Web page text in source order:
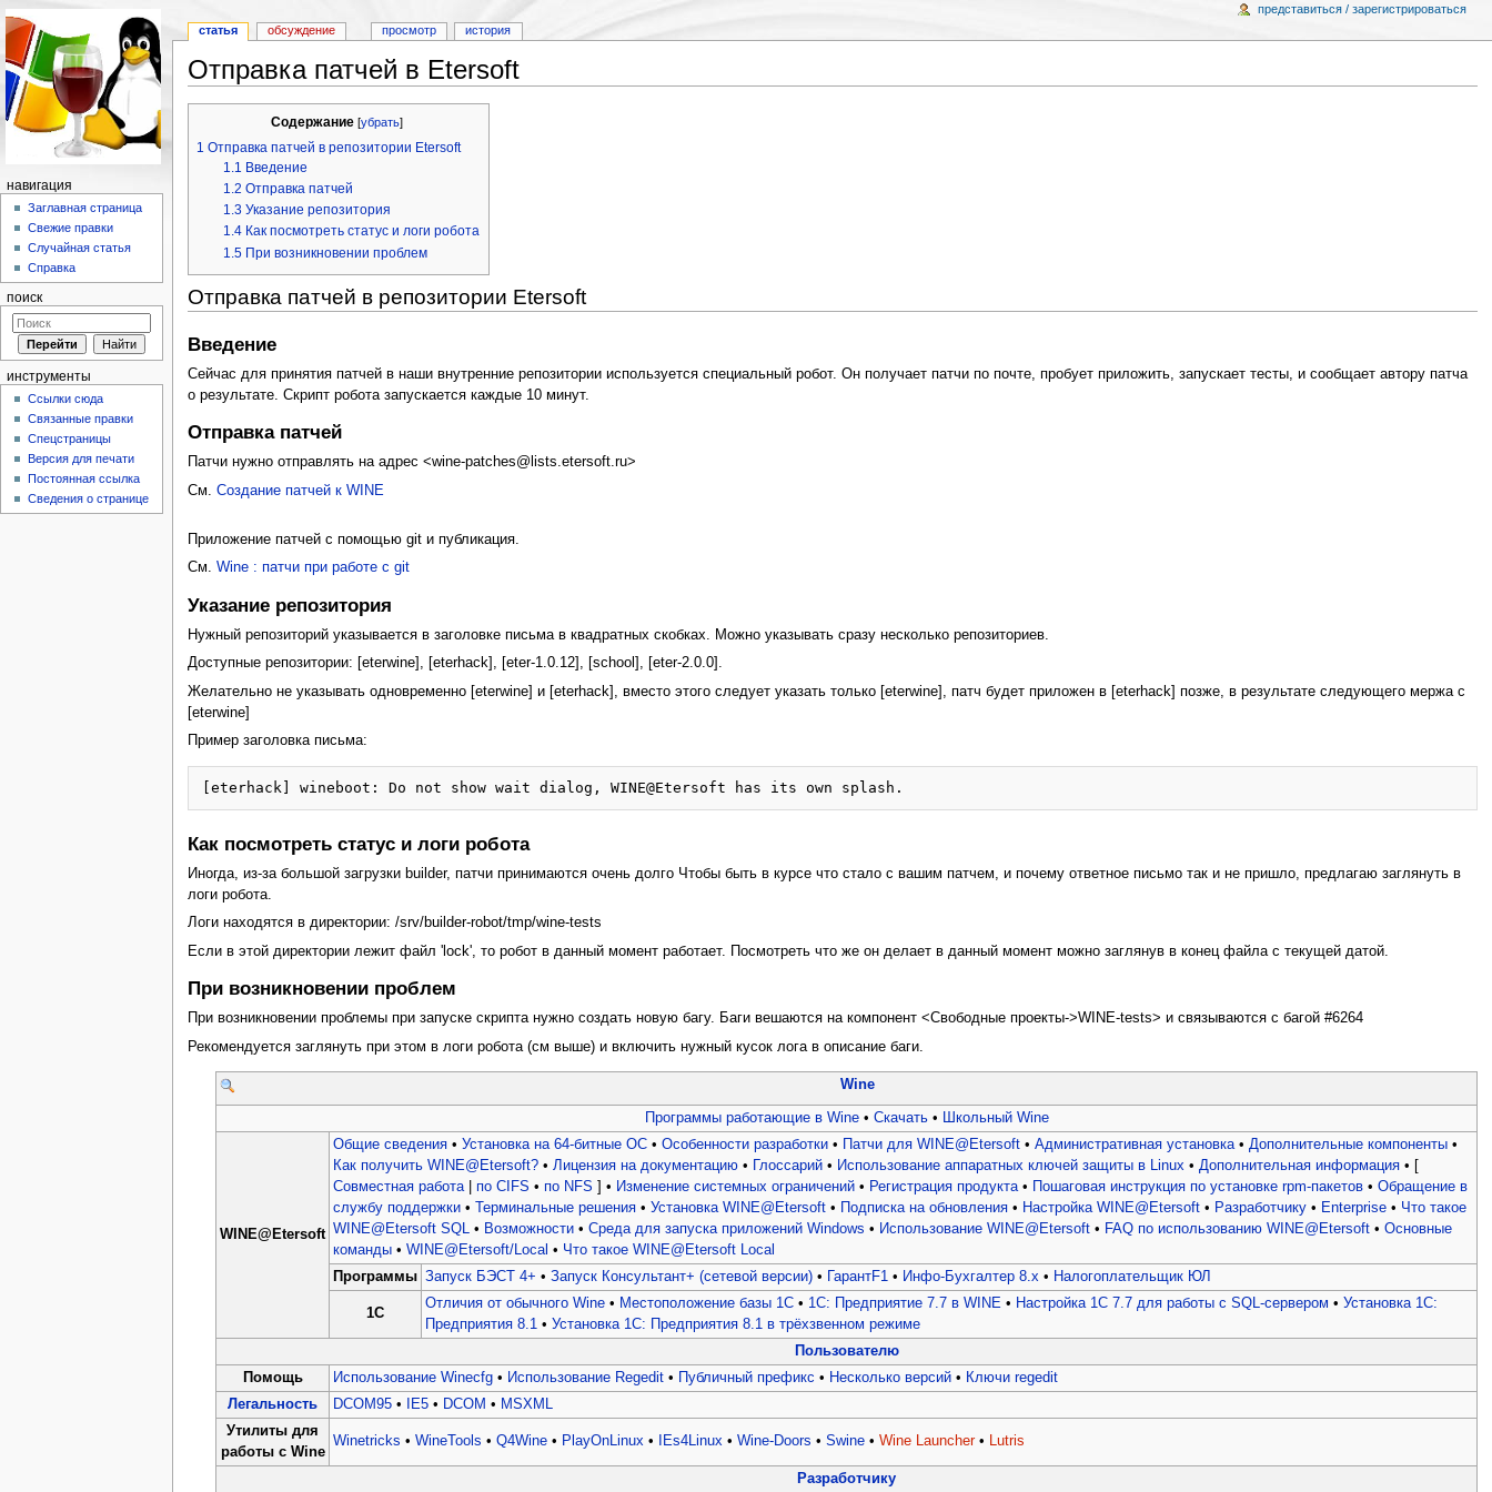
Отправка патчей в Etersoft
Содержание[убрать]
1 Отправка патчей в репозитории Etersoft
1.1 Введение
1.2 Отправка патчей
1.3 Указание репозитория
1.4 Как посмотреть статус и логи робота
1.5 При возникновении проблем
Отправка патчей в репозитории Etersoft
Введение
Сейчас для принятия патчей в наши внутренние репозитории используется специальный робот. Он получает патчи по почте, пробует приложить, запускает тесты, и сообщает автору патча
о результате. Скрипт робота запускается каждые 10 минут.
Отправка патчей
Патчи нужно отправлять на адрес <wine-patches@lists.etersoft.ru>
См. Создание патчей к WINE
Приложение патчей c помощью git и публикация.
См. Wine : патчи при работе с git
Указание репозитория
Нужный репозиторий указывается в заголовке письма в квадратных скобках. Можно указывать сразу несколько репозиториев.
Доступные репозитории: [eterwine], [eterhack], [eter-1.0.12], [school], [eter-2.0.0].
Желательно не указывать одновременно [eterwine] и [eterhack], вместо этого следует указать только [eterwine], патч будет приложен в [eterhack] позже, в результате следующего мержа с
[eterwine]
Пример заголовка письма:
[eterhack] wineboot: Do not show wait dialog, WINE@Etersoft has its own splash.
Как посмотреть статус и логи робота
Иногда, из-за большой загрузки builder, патчи принимаются очень долго Чтобы быть в курсе что стало с вашим патчем, и почему ответное письмо так и не пришло, предлагаю заглянуть в
логи робота.
Логи находятся в директории: /srv/builder-robot/tmp/wine-tests
Если в этой директории лежит файл 'lock', то робот в данный момент работает. Посмотреть что же он делает в данный момент можно заглянув в конец файла с текущей датой.
При возникновении проблем
При возникновении проблемы при запуске скрипта нужно создать новую багу. Баги вешаются на компонент <Свободные проекты->WINE-tests> и связываются с багой #6264
Рекомендуется заглянуть при этом в логи робота (см выше) и включить нужный кусок лога в описание баги.
Wine
Программы работающие в Wine• Скачать• Школьный Wine
WINE@Etersoft
Общие сведения• Установка на 64-битные ОС• Особенности разработки• Патчи для WINE@Etersoft• Административная установка• Дополнительные компоненты•
Как получить WINE@Etersoft?• Лицензия на документацию• Глоссарий• Использование аппаратных ключей защиты в Linux• Дополнительная информация• [
Совместная работа| по CIFS • по NFS ] • Изменение системных ограничений• Регистрация продукта• Пошаговая инструкция по установке rpm-пакетов• Обращение в
службу поддержки• Терминальные решения• Установка WINE@Etersoft• Подписка на обновления• Настройка WINE@Etersoft• Разработчику• Enterprise• Что такое
WINE@Etersoft SQL• Возможности• Среда для запуска приложений Windows • Использование WINE@Etersoft• FAQ по использованию WINE@Etersoft• Основные
команды• WINE@Etersoft/Local • Что такое WINE@Etersoft Local
Программы Запуск БЭСТ 4+ • Запуск Консультант+ (сетевой версии)• ГарантF1• Инфо-Бухгалтер 8.x• Налогоплательщик ЮЛ
1C
Отличия от обычного Wine• Местоположение базы 1С• 1C: Предприятие 7.7 в WINE• Настройка 1С 7.7 для работы с SQL-сервером • Установка 1С:
Предприятия 8.1• Установка 1С: Предприятия 8.1 в трёхзвенном режиме
Пользователю
Помощь
Использование Winecfg• Использование Regedit• Публичный префикс • Несколько версий• Ключи regedit
Легальность
DCOM95• IE5• DCOM • MSXML
Утилиты для
работы с Wine
Winetricks • WineTools • Q4Wine• PlayOnLinux• IEs4Linux• Wine-Doors • Swine• Wine Launcher• Lutris
Разработчику
статья обсуждение просмотр история
представиться / зарегистрироваться
навигация
Заглавная страница
Свежие правки
Случайная статья
Справка
поиск
инструменты
Ссылки сюда
Связанные правки
Спецстраницы
Версия для печати
Постоянная ссылка
Сведения о странице